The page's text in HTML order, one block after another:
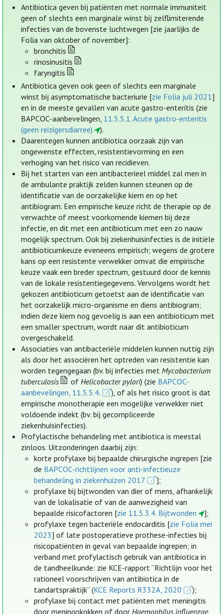
Antibiotica geven bij patiënten met normale immuniteit
geen of slechts een marginale winst bij zelflimiterende
infecties van de bovenste luchtwegen [zie jaarlijks de
Folia van oktober of november]:
bronchitis
rinosinusitis
faryngitis
Antibiotica geven ook geen of slechts een marginale
winst bij asymptomatische bacteriurie [zie Folia juli 2021]
en in de meeste gevallen van acute gastro-enteritis (zie
BAPCOC-aanbevelingen, 11.5.5.1. Acute gastro-enteritis
(geen reizigersdiarree)
).
Daarentegen kunnen antibiotica oorzaak zijn van
ongewenste effecten, resistentievorming en een
verhoging van het risico van recidieven.
Bij het starten van een antibacterieel middel zal men in
de ambulante praktijk zelden kunnen steunen op de
identificatie van de oorzakelijke kiem en op het
antibiogram. Een empirische keuze richt de therapie op de
verwachte of meest voorkomende kiemen bij deze
infectie, en dit met een antibioticum met een zo nauw
mogelijk spectrum. Ook bij ziekenhuisinfecties is de initiële
antibioticumkeuze eveneens empirisch; wegens de grotere
kans op een resistente verwekker omvat die empirische
keuze vaak een breder spectrum, gestuurd door de kennis
van de lokale resistentiegegevens. Vervolgens wordt het
gekozen antibioticum getoetst aan de identificatie van
het oorzakelijk micro-organisme en diens antibiogram;
indien deze kiem nog gevoelig is aan een antibioticum met
een smaller spectrum, wordt naar dit antibioticum
overgeschakeld.
Associaties van antibacteriële middelen kunnen nuttig zijn
als door het associëren het optreden van resistentie kan
worden tegengegaan (bv. bij infecties metMycobacterium
tuberculosis
of Helicobacter pylori) (zie BAPCOC-
aanbevelingen, 11.5.5.4.
), of als het risico groot is dat
empirische monotherapie een mogelijke verwekker niet
voldoende indekt (bv. bij gecompliceerde
ziekenhuisinfecties).
Profylactische behandeling met antibiotica is meestal
zinloos. Uitzonderingen daarbij zijn:
korte profylaxe bij bepaalde chirurgische ingrepen [zie
de BAPCOC-richtlijnen voor anti-infectieuze
behandeling in ziekenhuizen 2017
];
profylaxe bij bijtwonden van dier of mens, afhankelijk
van de lokalisatie of van de aanwezigheid van
bepaalde risicofactoren [zie 11.5.3.4. Bijtwonden
];
profylaxe tegen bacteriële endocarditis [zie Folia mei
2023] of late postoperatieve prothese-infecties bij
risicopatiënten in geval van bepaalde ingrepen; in
verband met profylactisch gebruik van antibiotica in
de tandheelkunde: zie KCE-rapport “Richtlijn voor het
rationeel voorschrijven van antibiotica in de
tandartspraktijk” (KCE Reports R332A, 2020
);
profylaxe bij contact met patiënten met meningitis
door meningokokken of door Haemophilus influenzae.